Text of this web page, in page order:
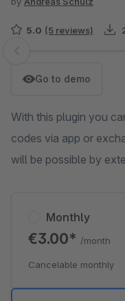
5.0 (5 reviews)
Skip image gallery
Go to demo
With this plugin you
codes via app or
will be possible by
Monthly
€3.00* /month
Cancelable monthly